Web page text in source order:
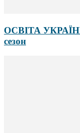
ОСВІТА УКРАЇНИ
сезон